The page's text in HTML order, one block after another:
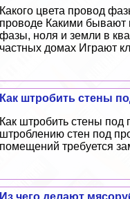
Какого цвета провод
проводе Какими бывают
фазы, ноля и земли в
частных домах Играют
Как штробить стены
Как штробить стены под
штроблению стен под
помещений требуется
Из чего делают